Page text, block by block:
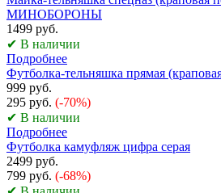
МИНОБОРОНЫ
1499 руб.
✔ В наличии
Подробнее
Футболка-тельняшка прямая
999 руб.
295 руб. (-70%)
✔ В наличии
Подробнее
Футболка камуфляж цифра серая
2499 руб.
799 руб. (-68%)